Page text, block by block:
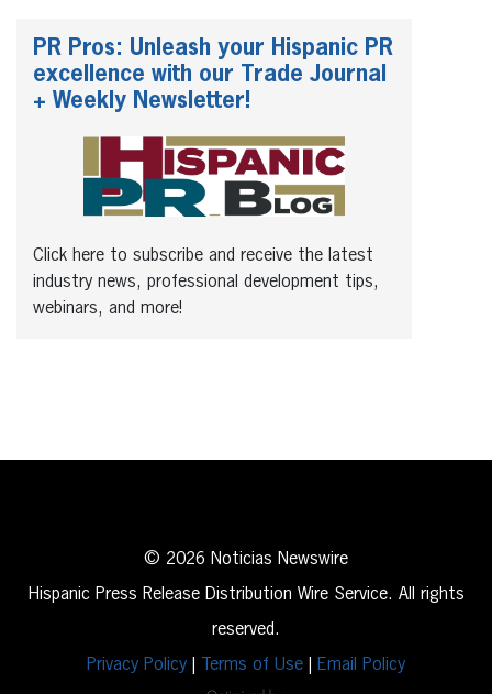
PR Pros: Unleash your Hispanic PR
excellence with our Trade Journal
+ Weekly Newsletter!
Click here to subscribe and receive the latest
industry news, professional development tips,
webinars, and more!
© 2026 Noticias Newswire
Hispanic Press Release Distribution Wire Service. All rights
reserved.
Privacy Policy
Terms of Use Email Policy